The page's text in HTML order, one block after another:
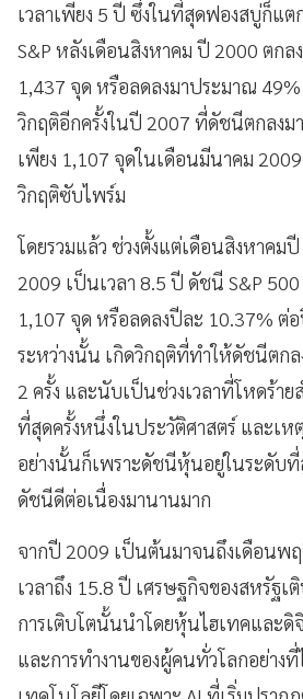
เวลาเพียง 5 ปี ซึ่งในที่สุดฟองสบู่ก็แ
S&P หลังเดือนสิงหาคม ปี 2000 ตก
1,437 จุด หรือลดลงมาประมาณ
วิกฤติอีกครั้งในปี 2007 ที่ดัชนีตกลงม
เพียง 1,107 จุดในเดือนมีนาคม
วิกฤติซับไพร์ม
โดยรวมแล้ว ช่วงตั้งแต่เดือนสิงหาคม
2009 เป็นเวลา 8.5 ปี ดัชนี S&P
1,107 จุด หรือลดลงปีละ 10.37%
ระหว่างนั้น เกิดวิกฤติที่ทำให้ดัชนีตก
2 ครั้ง และนับเป็นช่วงเวลาที่โหดร้า
ที่สุดครั้งหนึ่งในประวัติศาสตร์ และเ
อย่างนั้นก็เพราะดัชนีหุ้นอยู่ในระดับ
ดัชนีดีต่อเนื่องมานานมาก
จากปี 2009 เป็นต้นมาจนถึงเดือนพ
เวลาถึง 15.8 ปี เศรษฐกิจของสหรัฐเ
การเติบโตนั้นนำโดยหุ้นไฮเทคและ
และการทำงานของผู้คนทั่วโลกอย่าง